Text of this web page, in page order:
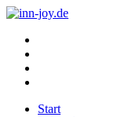
Start